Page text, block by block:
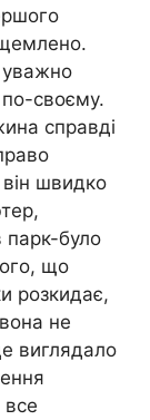
уважно
своєму.
справді
він швидко
парк-було
що
розкидає,
не
виглядало